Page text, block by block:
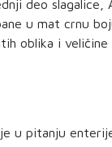
deo
u mat crnu
oblika i veličine
u pitanju